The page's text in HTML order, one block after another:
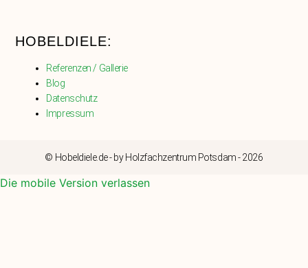
HOBELDIELE:
Referenzen / Gallerie
Blog
Datenschutz
Impressum
© Hobeldiele.de - by Holzfachzentrum Potsdam - 2026
Die mobile Version verlassen